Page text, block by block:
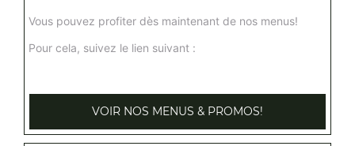
Fromage, tomate, merguez + frites
6.50€
Vous pouvez profiter dès maintenant de nos menus!
Pour cela, suivez le lien suivant :
VOIR NOS MENUS & PROMOS!